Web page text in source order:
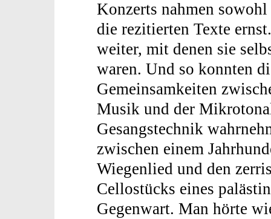
Konzerts nahmen
die rezitierten Texte
weiter, mit denen sie
waren. Und so konnten
Gemeinsamkeiten
Musik und der
Gesangstechnik
zwischen einem
Wiegenlied und den
Cellostücks eines
Gegenwart. Man hörte